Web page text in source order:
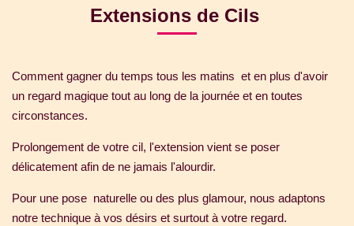
Extensions de Cils
Comment gagner du temps tous les matins et en plus d'avoir
un regard magique tout au long de la journée et en toutes
circonstances.
Prolongement de votre cil, l'extension vient se poser
délicatement afin de ne jamais l'alourdir.
Pour une pose naturelle ou des plus glamour, nous adaptons
notre technique à vos désirs et surtout à votre regard.